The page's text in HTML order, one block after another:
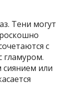
Тени могут
с
гламуром.
или